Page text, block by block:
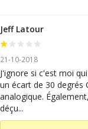
Jeff Latour
21-10-2018
J'ignore si c'est moi
un écart de 30 degrés
analogique.
déçu...